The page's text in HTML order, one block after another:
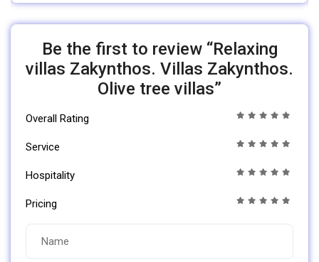
Be the first to review “Relaxing
villas Zakynthos. Villas Zakynthos.
Olive tree villas”
Overall Rating
Service
Hospitality
Pricing